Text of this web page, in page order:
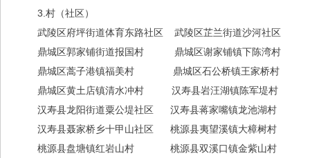
3.村（社区）
武陵区府坪街道体育东路社区 武陵区芷兰街道沙河社区
鼎城区郭家铺街道报国村 鼎城区谢家铺镇下陈湾
鼎城区蒿子港镇福美村 鼎城区石公桥镇王家桥村
鼎城区黄土店镇清水冲村 汉寿县岩汪湖镇陈军堤村
汉寿县龙阳街道粟公堤社区 汉寿县蒋家嘴镇龙池湖村
汉寿县聂家桥乡十甲山社区 桃源县夷望溪镇大樟树村
桃源县盘塘镇红岩山村 桃源县双溪口镇金紫山村